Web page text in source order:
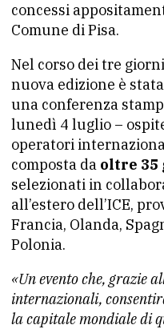
concessi
Comune di Pisa.
Nel corso dei tre
nuova edizione è
una conferenza
lunedì 4 luglio –
operatori
composta da oltre
selezionati in
all’estero dell’ICE,
Francia, Olanda,
Polonia.
«Un evento che, grazie
internazionali,
la capitale mondiale di